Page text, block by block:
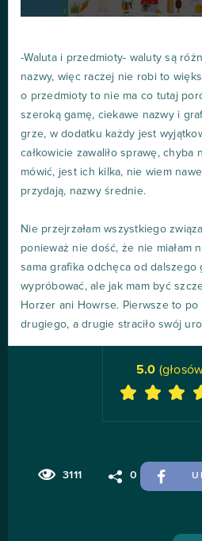
-Waluta i przedmioty- waluty są
nazwy, więc raczej nie robi to
o przedmioty to nie ma co tutaj
szeroką gamę, ciekawe nazwy i
grze, w dodatku każdy jest
całkowicie zawaliło sprawę, chyba
mówić, jest ich kilka, nie wiem
przydają, nazwy średnie.
Nie przejrzałam wszystkiego
ponieważ nie dość, że nie miałam
sama grafika odchęca od dalszego
wypróbować, ale jak mam być
Horzer ani Howrse. Pierwsze to po
drugiego, a drugie straciło swój
3111 0
5.0